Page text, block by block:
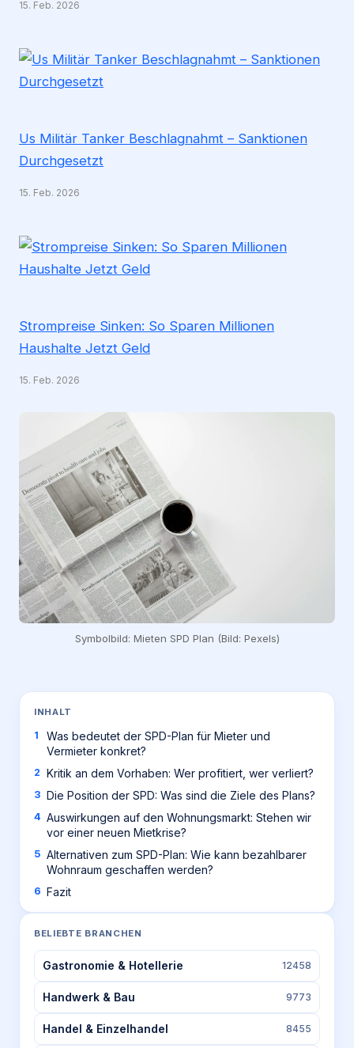
15. Feb. 2026
Us Militär Tanker Beschlagnahmt – Sanktionen
Durchgesetzt
15. Feb. 2026
Strompreise Sinken: So Sparen Millionen
Haushalte Jetzt Geld
15. Feb. 2026
Symbolbild: Mieten SPD Plan (Bild: Pexels)
INHALT
Was bedeutet der SPD-Plan für Mieter und
Vermieter konkret?
Kritik an dem Vorhaben: Wer profitiert, wer verliert?
Die Position der SPD: Was sind die Ziele des Plans?
Auswirkungen auf den Wohnungsmarkt: Stehen wir
vor einer neuen Mietkrise?
Alternativen zum SPD-Plan: Wie kann bezahlbarer
Wohnraum geschaffen werden?
Fazit
BELIEBTE BRANCHEN
Gastronomie & Hotellerie 12458
Handwerk & Bau 9773
Handel & Einzelhandel 8455